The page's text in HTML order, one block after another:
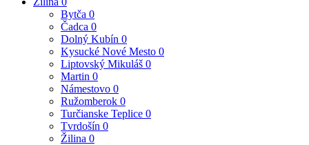
Bytča 0
Čadca 0
Dolný Kubín 0
Kysucké Nové Mesto 0
Liptovský Mikuláš 0
Martin 0
Námestovo 0
Ružomberok 0
Turčianske Teplice 0
Tvrdošín 0
Žilina 0